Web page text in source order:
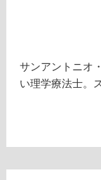
サンアントニオ
い理学療法士。